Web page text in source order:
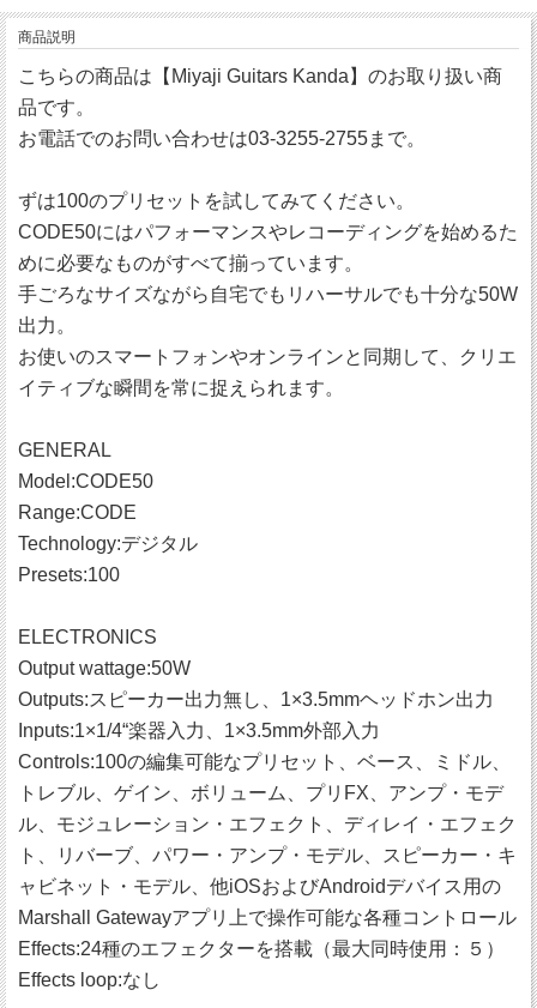
商品説明
こちらの商品は【Miyaji Guitars Kanda】のお取り扱い商
品です。
お電話でのお問い合わせは03-3255-2755まで。
ずは100のプリセットを試してみてください。
CODE50にはパフォーマンスやレコーディングを始めるた
めに必要なものがすべて揃っています。
手ごろなサイズながら自宅でもリハーサルでも十分な50W
出力。
お使いのスマートフォンやオンラインと同期して、クリエ
イティブな瞬間を常に捉えられます。
GENERAL
Model:CODE50
Range:CODE
Technology:デジタル
Presets:100
ELECTRONICS
Output wattage:50W
Outputs:スピーカー出力無し、1×3.5mmヘッドホン出力
Inputs:1×1/4“楽器入力、1×3.5mm外部入力
Controls:100の編集可能なプリセット、ベース、ミドル、
トレブル、ゲイン、ボリューム、プリFX、アンプ・モデ
ル、モジュレーション・エフェクト、ディレイ・エフェク
ト、リバーブ、パワー・アンプ・モデル、スピーカー・キ
ャビネット・モデル、他iOSおよびAndroidデバイス用の
Marshall Gatewayアプリ上で操作可能な各種コントロール
Effects:24種のエフェクターを搭載（最大同時使用：５）
Effects loop:なし